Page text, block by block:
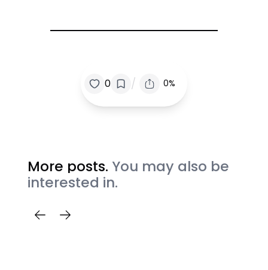
0 / 0%
More posts. You may also be
interested in.